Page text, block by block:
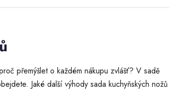
přemýšlet o každém nákupu zvlášť? V sadě
Jaké další výhody sada kuchyňských nožů